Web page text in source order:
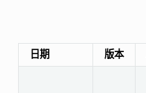
日期 版本